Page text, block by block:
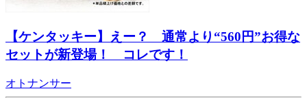
【ケンタッキー】えー？ 通常より“560円”お得な
セットが新登場！ コレです！
オトナンサー